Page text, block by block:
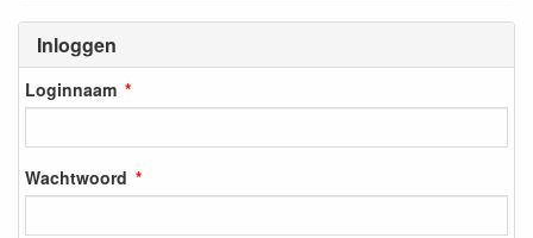
Inloggen
Loginnaam
Wachtwoord